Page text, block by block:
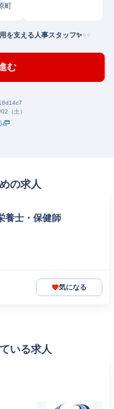
町
を支える人事スタッフ✨
む
（土）
の求人
養士・保健師
気になる
いる求人